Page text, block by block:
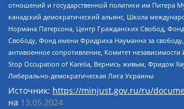
отношений и государственной политики им Питера
канадский демократический альянс, Школа
Нормана Патерсона, Центр Гражданских Свобод,
Свободу, Фонд имени Фридриха Науманна за
антивоенное сопротивление, Комитет
Stop Occupation of Karelia, Вернись живым, Фридом
Либерально-демократическая Лига Украины
Источник: https://minjust.gov.ru/ru/
на 13.05.2024